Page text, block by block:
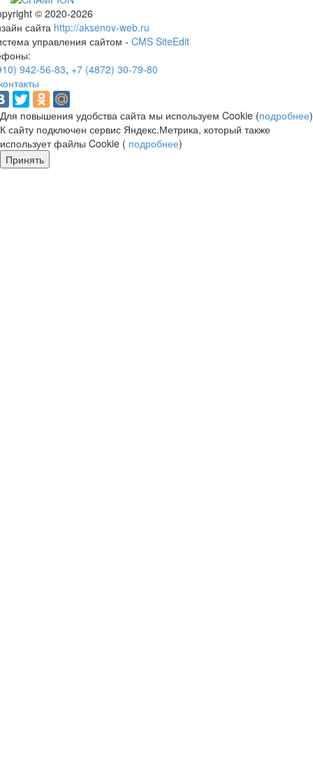
© 2020-2026
сайта http://aksenov-web.ru
управления сайтом - CMS SiteEdit
942-56-83, +7 (4872) 30-79-80
Для повышения удобства сайта мы используем Cookie (подробнее)
К сайту подключен сервис Яндекс.Метрика, который также
использует файлы Cookie ( подробнее)
Принять